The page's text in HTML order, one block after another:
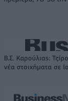
Β.Σ. Καρούλιας:
νέα στοιχήματα σε